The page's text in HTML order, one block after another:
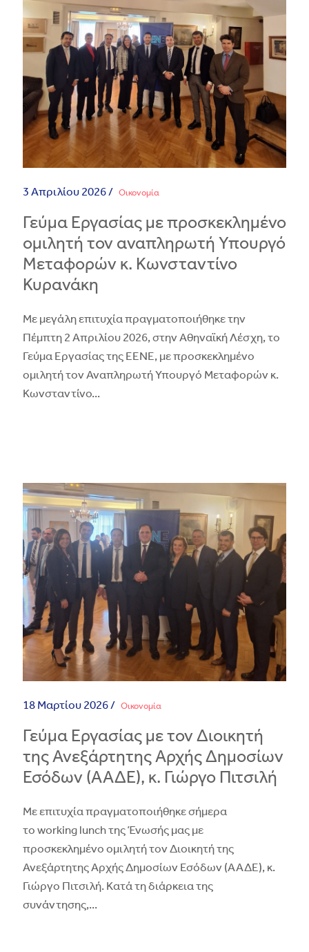
3 Απριλίου 2026 / Οικονομία
Γεύµα Εργασίας µε προσκεκληµένο
οµιλητή τον αναπληρωτή Υπουργό
Μεταφορών κ. Κωνσταντίνο
Κυρανάκη
Με μεγάλη επιτυχία πραγματοποιήθηκε την
Πέμπτη 2 Απριλίου 2026, στην Αθηναϊκή Λέσχη, το
Γεύμα Εργασίας της ΕΕΝΕ, με προσκεκλημένο
ομιλητή τον Αναπληρωτή Υπουργό Μεταφορών κ.
Κωνσταντίνο...
18 Μαρτίου 2026 / Οικονομία
Γεύμα Εργασίας με τον Διοικητή
της Ανεξάρτητης Αρχής Δημοσίων
Εσόδων (ΑΑΔΕ), κ. Γιώργο Πιτσιλή
Με επιτυχία πραγματοποιήθηκε σήμερα
το working lunch της Ένωσής μας με
προσκεκλημένο ομιλητή τον Διοικητή της
Ανεξάρτητης Αρχής Δημοσίων Εσόδων (ΑΑΔΕ), κ.
Γιώργο Πιτσιλή. Κατά τη διάρκεια της
συνάντησης,...